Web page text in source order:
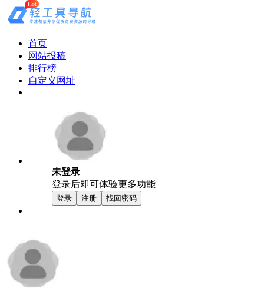
首页
网站投稿
排行榜
Hot
自定义网址
未登录
登录后即可体验更多功能
登录 注册 找回密码